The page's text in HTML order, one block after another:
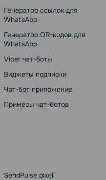
Генератор ссылок для
WhatsApp
Генератор QR-кодов для
WhatsApp
Viber чат-боты
Виджеты подписки
Чат-бот приложение
Примеры чат-ботов
SendPulse pixel